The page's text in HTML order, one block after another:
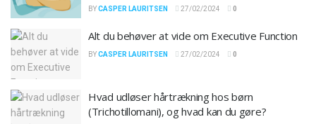
BYCASPER LAURITSEN 27/02/2024 0
Alt du behøver at vide om Executive Function
BYCASPER LAURITSEN 27/02/2024 0
Hvad udløser hårtrækning hos børn
(Trichotillomani), og hvad kan du gøre?